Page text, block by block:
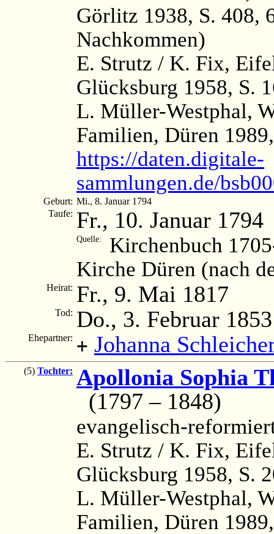
Görlitz 1938, S. 408,
Nachkommen)
E. Strutz / K. Fix,
Glücksburg 1958, S.
L. Müller-Westphal,
Familien, Düren
https://daten.digitale-
sammlungen.de/
Geburt: Mi., 8. Januar 1794
Taufe: Fr., 10. Januar 1794
Quelle:
Kirchenbuch
Kirche Düren (nach
Heirat: Fr., 9. Mai 1817
Tod: Do., 3. Februar 1853
Ehepartner: + Johanna
(5) Tochter: Apollonia Sophia
(1797 – 1848)
evangelisch-
E. Strutz / K. Fix,
Glücksburg 1958, S.
L. Müller-Westphal,
Familien, Düren